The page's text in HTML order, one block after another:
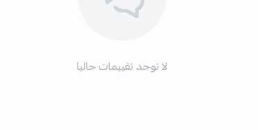
لا توجد تقييمات حاليا